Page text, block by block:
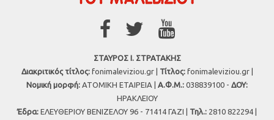
ΣΤΑΥΡΟΣ Ι. ΣΤΡΑΤΑΚΗΣ
Διακριτικός τίτλος:fonimaleviziou.gr | Τίτλος:fonimaleviziou.gr |
Νομική μορφή: ΑΤΟΜΙΚΗ ΕΤΑΙΡΕΙΑ | Α.Φ.Μ.: 038839100 - ΔΟΥ:
ΗΡΑΚΛΕΙΟΥ
Έδρα: ΕΛΕΥΘΕΡΙΟΥ ΒΕΝΙΖΕΛΟΥ 96 - 71414 ΓΑΖΙ | Τηλ.: 2810 822294 |